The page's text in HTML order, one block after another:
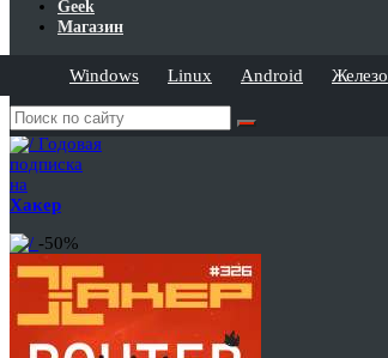
Geek
Магазин
Windows Linux Android Железо
Годовая
подписка
на
Хакер
-50%